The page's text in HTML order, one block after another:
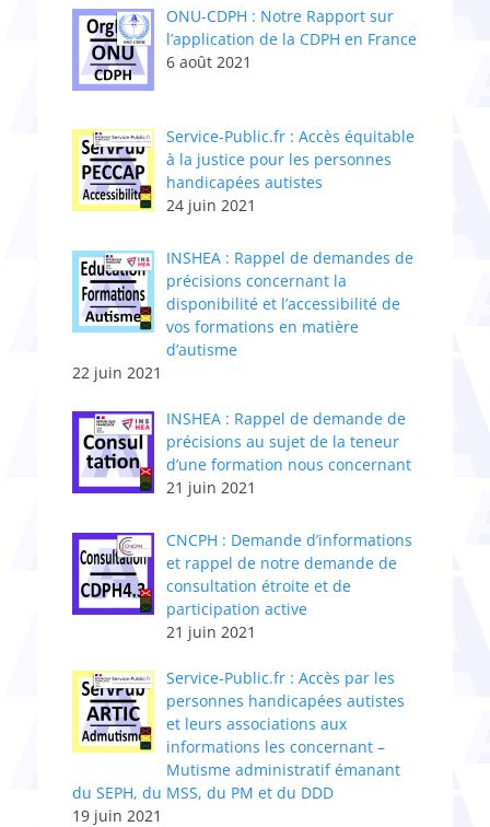
ONU-CDPH : Notre Rapport sur
l’application de la CDPH en France
6 août 2021
Service-Public.fr : Accès équitable
à la justice pour les personnes
handicapées autistes
24 juin 2021
INSHEA : Rappel de demandes de
précisions concernant la
disponibilité et l’accessibilité de
vos formations en matière
d’autisme
22 juin 2021
INSHEA : Rappel de demande de
précisions au sujet de la teneur
d’une formation nous concernant
21 juin 2021
CNCPH : Demande d’informations
et rappel de notre demande de
consultation étroite et de
participation active
21 juin 2021
Service-Public.fr : Accès par les
personnes handicapées autistes
et leurs associations aux
informations les concernant –
Mutisme administratif émanant
du SEPH, du MSS, du PM et du DDD
19 juin 2021